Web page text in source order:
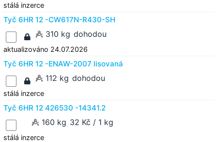
stálá inzerce
Tyč 6HR 12 -CW617N-R430-SH
310 kg dohodou
aktualizováno 24.07.2026
Tyč 6HR 12 -ENAW-2007 lisovaná
112 kg dohodou
stálá inzerce
Tyč 6HR 12 426530 -14341.2
160 kg 32 Kč / 1 kg
stálá inzerce